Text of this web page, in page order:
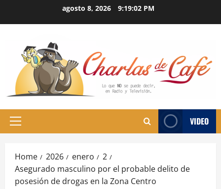
agosto 8, 2026 9:19:03 PM
Primary
VIDEO
Home 2026 enero
2
Asegurado masculino por el probable delito de
posesión de drogas en la Zona Centro